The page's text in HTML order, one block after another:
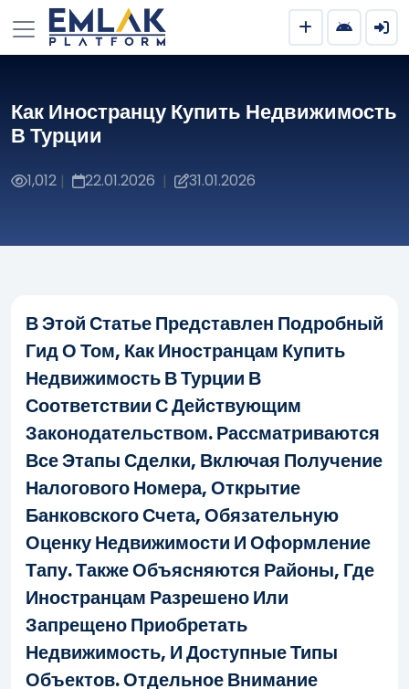
Как Иностранцу Купить Недвижимость
В Турции
1,012 | 22.01.2026 | 31.01.2026
В Этой Статье Представлен Подробный
Гид О Том, Как Иностранцам Купить
Недвижимость В Турции В
Соответствии С Действующим
Законодательством. Рассматриваются
Все Этапы Сделки, Включая Получение
Налогового Номера, Открытие
Банковского Счета, Обязательную
Оценку Недвижимости И Оформление
Тапу. Также Объясняются Районы, Где
Иностранцам Разрешено Или
Запрещено Приобретать
Недвижимость, И Доступные Типы
Объектов. Отдельное Внимание